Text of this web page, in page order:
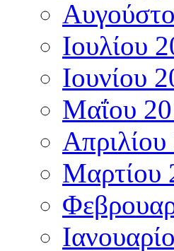
Ιουλίου
Ιουνίου
Μαΐου
Μαρτίου